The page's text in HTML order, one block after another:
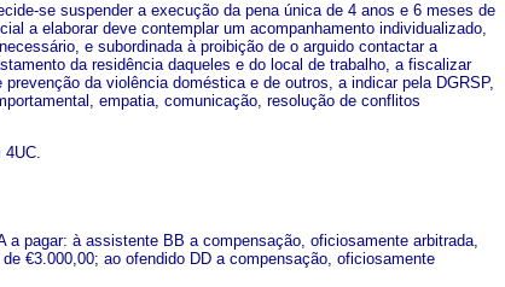
se suspender a execução da pena única de 4 anos e 6 meses de
a elaborar deve contemplar um acompanhamento individualizado,
e subordinada à proibição de o arguido contactar a
da residência daqueles e do local de trabalho, a fiscalizar
da violência doméstica e de outros, a indicar pela DGRSP,
empatia, comunicação, resolução de conflitos
4UC.
a pagar: à assistente BB a compensação, oficiosamente arbitrada,
€3.000,00; ao ofendido DD a compensação, oficiosamente